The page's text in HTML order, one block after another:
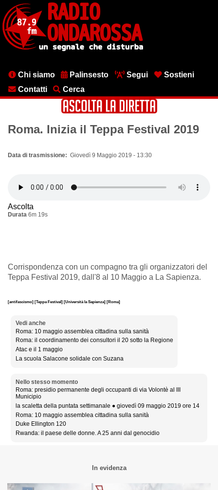
contenuto
principale
MenuChi siamo Palinsesto Segui
Sostieni
Contatti
Cerca
Roma. Inizia il Teppa Festival 2019
Data di trasmissione Giovedì 9 Maggio 2019 - 13:30
Ascolta
Durata 6m 19s
Corrispondenza con un compagno tra gli organizzatori del
Teppa Festival 2019, dall'8 al 10 Maggio a La Sapienza.
[antifascismo] [Teppa Festival] [Università la Sapienza] [Roma]
Vedi anche
Roma: 10 maggio assemblea cittadina sulla sanità
Roma: il coordinamento dei consultori il 20 sotto la Regione
Atac e il 1 maggio
La scuola Salacone solidale con Suzana
Nello stesso momento
Roma: presidio permanente degli occupanti di via Volontè al III
Municipio
la scaletta della puntata settimanale ● giovedì 09 maggio 2019 ore 14
Roma: 10 maggio assemblea cittadina sulla sanità
Duke Ellington 120
Rwanda: il paese delle donne. A 25 anni dal genocidio
In evidenza